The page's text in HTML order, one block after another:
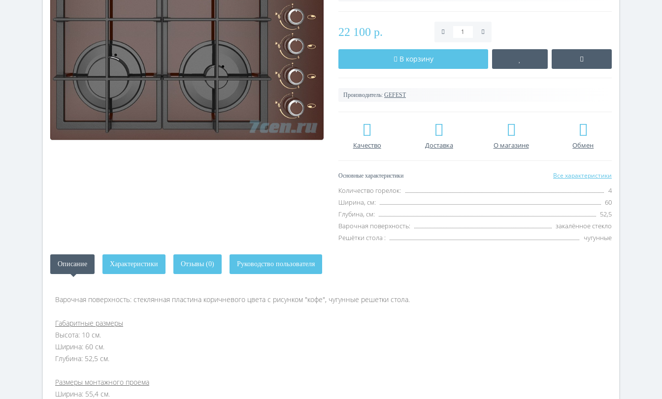
22 100 р.
В корзину
Производитель: GEFEST
Качество Доставка О магазине Обмен
Основные характеристики Все характеристики
Количество горелок:
4
Ширина, см:
60
Глубина, см:
52,5
Варочная поверхность:
закалённое стекло
Решётки стола :
чугунные
Описание Характеристики Отзывы (0) Руководство пользователя
Варочная поверхность: стеклянная пластина коричневого цвета с рисунком "кофе", чугунные решетки стола.
Габаритные размеры
Высота: 10 см.
Ширина: 60 см.
Глубина: 52,5 см.
Размеры монтажного проема
Ширина: 55,4 см.